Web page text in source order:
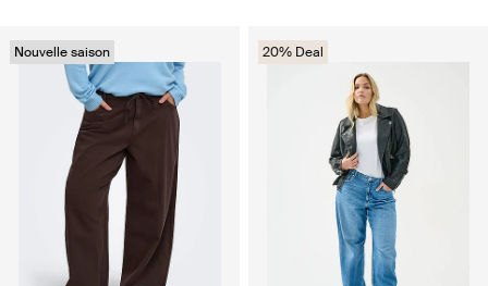
Nouvelle saison 20% Deal